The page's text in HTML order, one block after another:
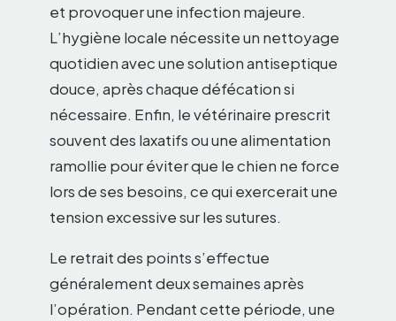
et provoquer une infection majeure.
L’hygiène locale nécessite un nettoyage
quotidien avec une solution antiseptique
douce, après chaque défécation si
nécessaire. Enfin, le vétérinaire prescrit
souvent des laxatifs ou une alimentation
ramollie pour éviter que le chien ne force
lors de ses besoins, ce qui exercerait une
tension excessive sur les sutures.
Le retrait des points s’effectue
généralement deux semaines après
l’opération. Pendant cette période, une